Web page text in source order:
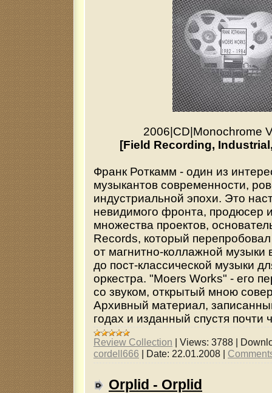
2006 CD Monochrome
[Field Recording,
Франк Роткамм - один из
музыкантов современности,
индустриальной эпохи. Это
невидимого фронта, продюсер
множества проектов,
Records, который
от магнитно-коллажной музыки
до пост-классической музыки
оркестра. "Moers Works" - его
со звуком, открытый мною
Архивный материал,
годах и изданный спустя почти
Review Collection | Views: 3788 |
cordell666 | Date: 22.01.2008 |
Orplid - Orplid